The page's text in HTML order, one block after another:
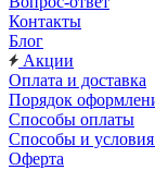
Контакты
Блог
Акции
Оплата и доставка
Порядок
Способы оплаты
Способы и условия
Оферта